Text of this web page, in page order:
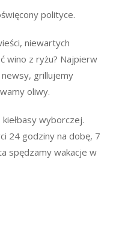
polityce.
niewartych
wino z ryżu? Najpierw
newsy, grillujemy
oliwy.
wyborczej.
24 godziny na dobę, 7
spędzamy wakacje w